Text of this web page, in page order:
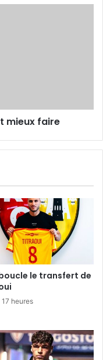
mieux faire
le transfert de
heures